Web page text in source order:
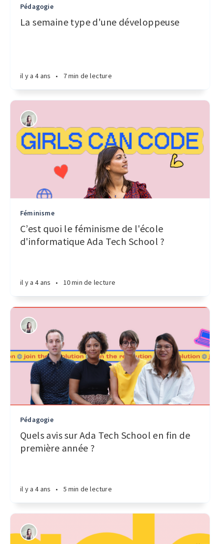
Pédagogie
La semaine type d'une développeuse
il y a 4 ans • 7 min de lecture
Féminisme
C’est quoi le féminisme de l'école
d'informatique Ada Tech School ?
il y a 4 ans • 10 min de lecture
Pédagogie
Quels avis sur Ada Tech School en fin de
première année ?
il y a 4 ans • 5 min de lecture